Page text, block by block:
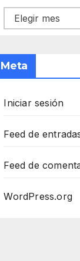
Archivos
Meta
Iniciar sesión
Feed de
Feed de
WordPress.org